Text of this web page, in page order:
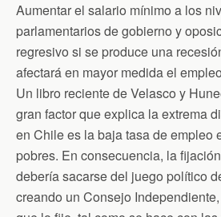
Aumentar el salario mínimo a los
parlamentarios de gobierno y
regresivo si se produce una
afectará en mayor medida el
Un libro reciente de Velasco y
gran factor que explica la extrema
en Chile es la baja tasa de empleo
pobres. En consecuencia, la
debería sacarse del juego político
creando un Consejo